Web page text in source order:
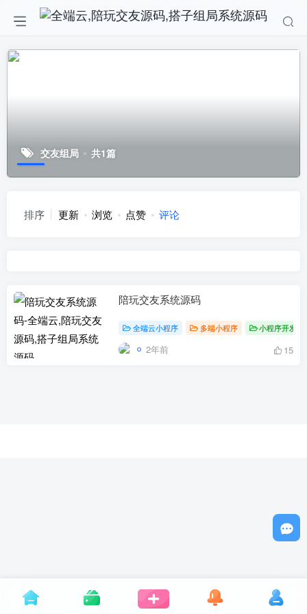
交友组局 共1篇
排序 更新 浏览 点赞 评论
陪玩交友系统源码
全端云小程序 多端小程序 小程序开发
2年前 15